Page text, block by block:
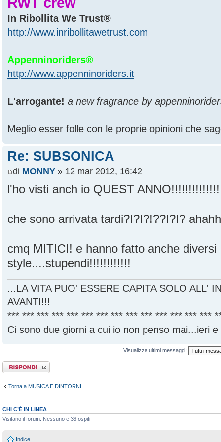
In Ribollita We Trust®
http://www.inribollitawetrust.com
Appenninoriders®
http://www.appenninoriders.it
L'arrogante! a new fragrance by
Meglio esser folle con le proprie opinioni che
Re: SUBSONICA
di MONNY » 12 mar 2012, 16:42
l'ho visti anch io QUEST
che sono arrivata tardi?!?!?!??!?!?
cmq MITICI! e hanno fatto anche diversi
style....stupendi!!!!!!!!!!!!
...LA VITA PUO' ESSERE CAPITA SOLO ALL'
AVANTI!!!
*** *** *** *** *** *** *** *** *** *** *** *** *** ***
Ci sono due giorni a cui io non penso mai...ieri
Visualizza ultimi messaggi:
Rispondi al
messaggio
Torna a MUSICA E DINTORNI...
CHI C’È IN LINEA
Visitano il forum: Nessuno e 36 ospiti
Indice